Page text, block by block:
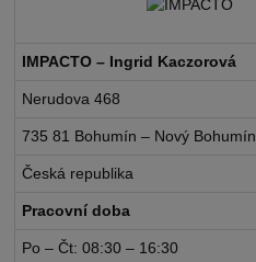
IMPACTO – Ingrid Kaczorová
Nerudova 468
735 81 Bohumín – Nový Bohumín
Česká republika
Pracovní doba
Po – Čt: 08:30 – 16:30